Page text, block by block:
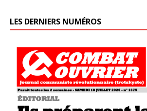
LES DERNIERS NUMÉROS